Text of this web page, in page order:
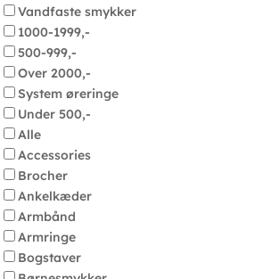
Vandfaste smykker
1000-1999,-
500-999,-
Over 2000,-
System øreringe
Under 500,-
Alle
Accessories
Brocher
Ankelkæder
Armbånd
Armringe
Bogstaver